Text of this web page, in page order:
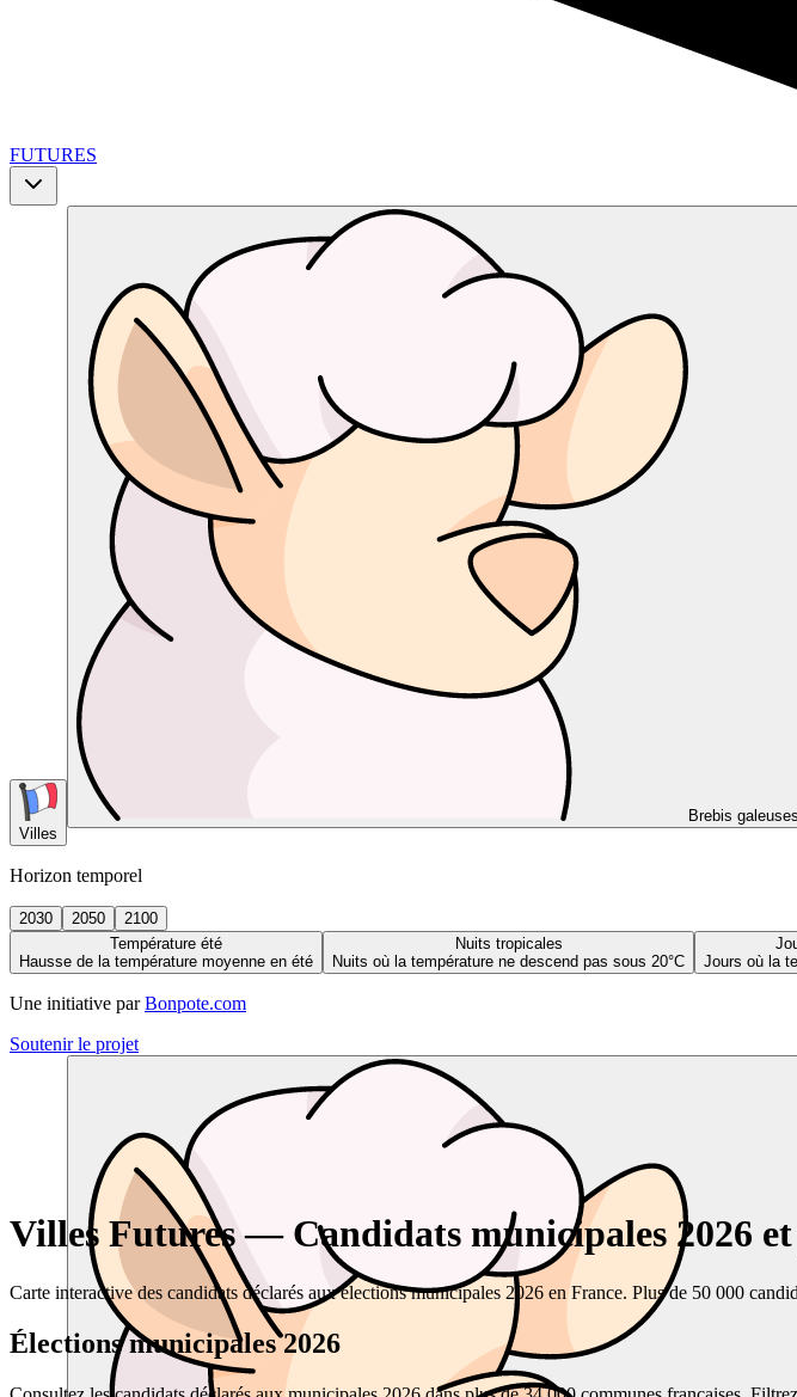
FUTURES
Villes
Brebis galeuses
Horizon temporel
2030 2050
2100
Température été
Hausse de la température moyenne en été
Nuits tropicales
Nuits où la température ne descend pas sous 20°C
Jours où la
Une initiative par Bonpote.com
Soutenir le projet
Villes Futures — Candidats municipales 2026
Carte interactive des candidats déclarés aux élections municipales 2026 en France. Plus de 50 000
Élections municipales 2026